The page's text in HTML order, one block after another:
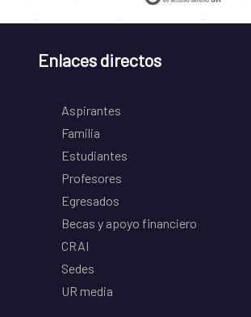
Enlaces directos
Aspirantes
Familia
Estudiantes
Profesores
Egresados
Becas y apoyo financiero
CRAI
Sedes
UR media